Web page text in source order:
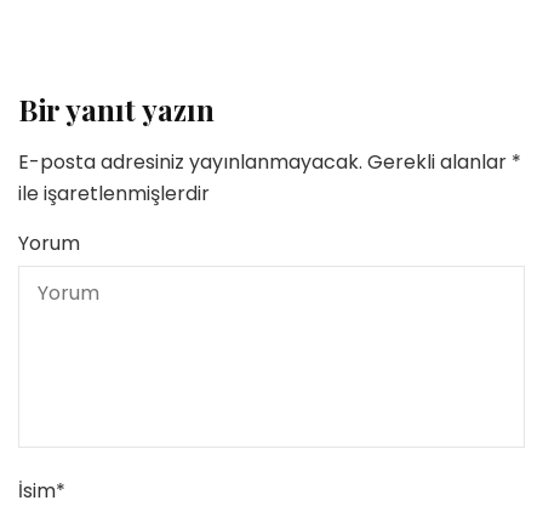
Bir yanıt yazın
E-posta adresiniz yayınlanmayacak. Gerekli alanlar *
ile işaretlenmişlerdir
Yorum
İsim*